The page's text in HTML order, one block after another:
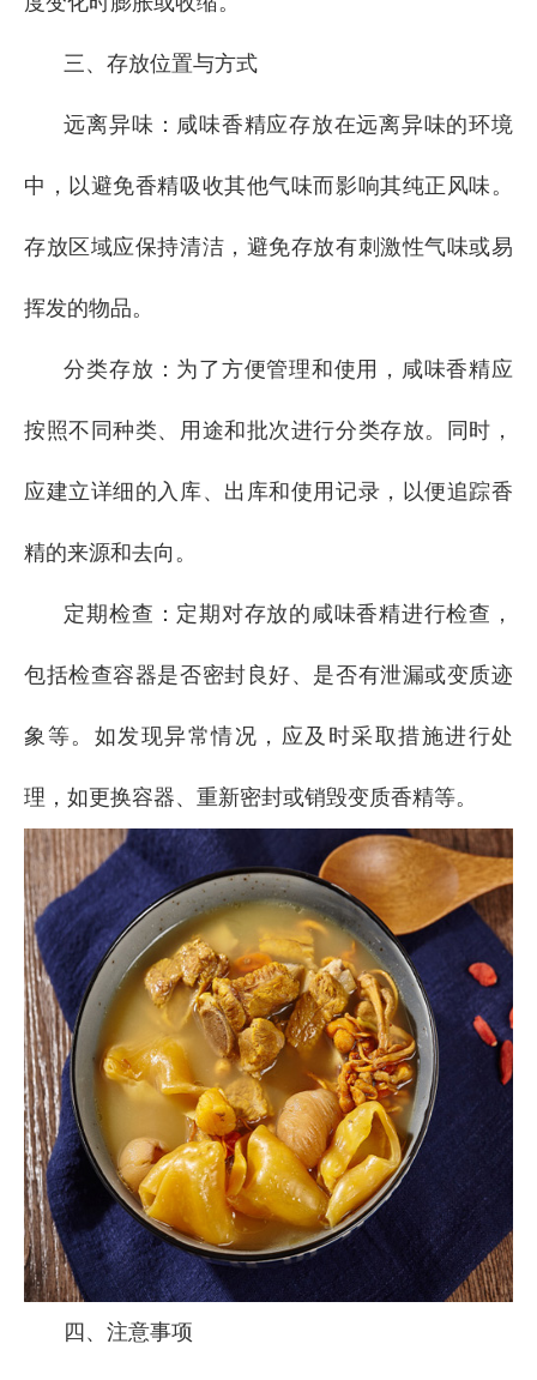
三、存放位置与方式
远离异味：咸味香精应存放在远离异味的环境
中，以避免香精吸收其他气味而影响其纯正风味。
存放区域应保持清洁，避免存放有刺激性气味或易
挥发的物品。
分类存放：为了方便管理和使用，咸味香精应
按照不同种类、用途和批次进行分类存放。同时，
应建立详细的入库、出库和使用记录，以便追踪香
精的来源和去向。
定期检查：定期对存放的咸味香精进行检查，
包括检查容器是否密封良好、是否有泄漏或变质迹
象等。如发现异常情况，应及时采取措施进行处
理，如更换容器、重新密封或销毁变质香精等。
四、注意事项